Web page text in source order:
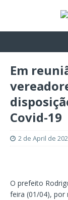
Em
Covid-19
2 de April de
O prefeito
feira (01/04), por